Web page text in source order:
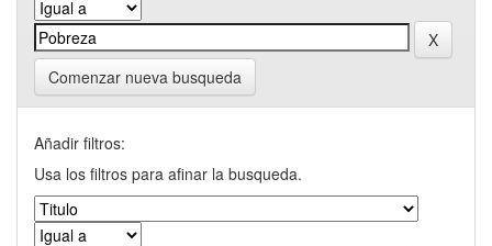
Comenzar nueva busqueda
Añadir filtros:
Usa los filtros para afinar la busqueda.